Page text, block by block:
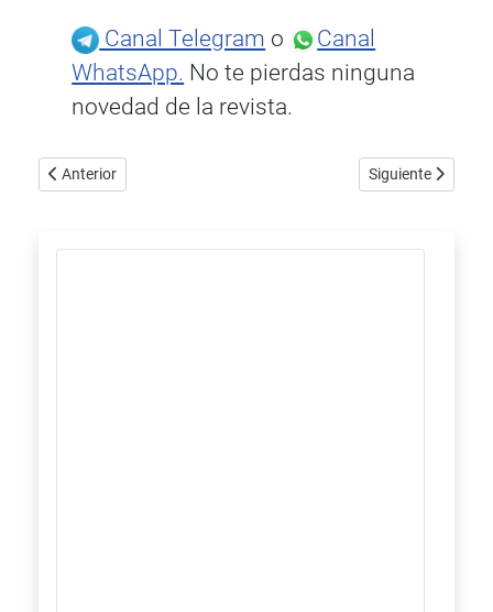
Canal Telegram o
Canal
WhatsApp. No te pierdas ninguna
novedad de la revista.
Artículo anterior: Raidho presenta el X1.6 Reference
Anterior Artículo siguiente:
Siguiente